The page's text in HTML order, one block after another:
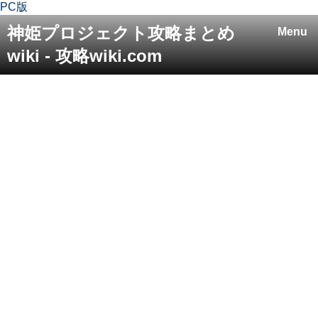
PC版
Menu
神姫プロジェクト攻略まとめ
wiki - 攻略wiki.com